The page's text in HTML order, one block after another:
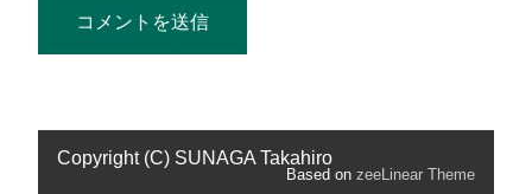
Copyright (C) SUNAGA Takahiro
Based on zeeLinear Theme